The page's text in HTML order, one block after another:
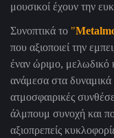
μουσικοί έχουν την
Συνοπτικά το "
που αξιοποιεί την
έναν ώριμο, μελωδικό
ανάμεσα στα δυναμικά
ατμοσφαιρικές
άλμπουμ συνοχή και
αξιοπρεπείς